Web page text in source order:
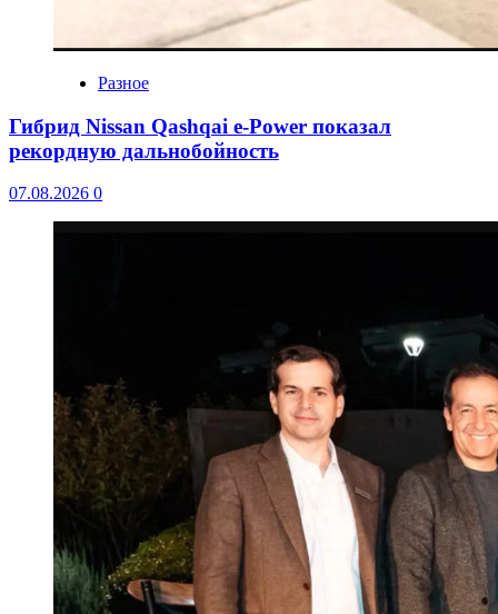
Разное
Гибрид Nissan Qashqai e-Power показал
рекордную дальнобойность
07.08.2026 0